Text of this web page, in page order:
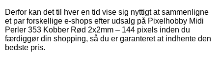
Derfor kan det til hver en tid vise sig nyttigt at sammenligne
et par forskellige e-shops efter udsalg på Pixelhobby Midi
Perler 353 Kobber Rød 2x2mm – 144 pixels inden du
færdiggør din shopping, så du er garanteret at indhente den
bedste pris.